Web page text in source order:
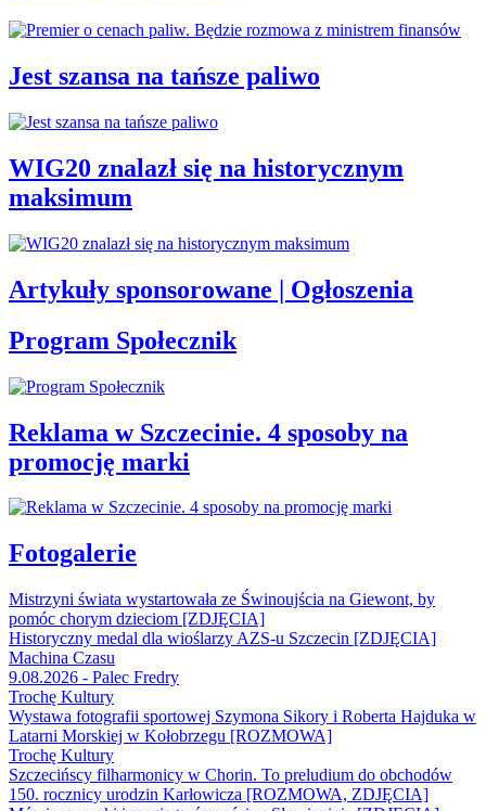
Jest szansa na tańsze paliwo
WIG20 znalazł się na historycznym
maksimum
Artykuły sponsorowane | Ogłoszenia
Program Społecznik
Reklama w Szczecinie. 4 sposoby na
promocję marki
Fotogalerie
Mistrzyni świata wystartowała ze Świnoujścia na Giewont, by
pomóc chorym dzieciom [ZDJĘCIA]
Historyczny medal dla wioślarzy AZS-u Szczecin [ZDJĘCIA]
Machina Czasu
9.08.2026 - Palec Fredry
Trochę Kultury
Wystawa fotografii sportowej Szymona Sikory i Roberta Hajduka w
Latarni Morskiej w Kołobrzegu [ROZMOWA]
Trochę Kultury
Szczecińscy filharmonicy w Chorin. To preludium do obchodów
150. rocznicy urodzin Karłowicza [ROZMOWA, ZDJĘCIA]